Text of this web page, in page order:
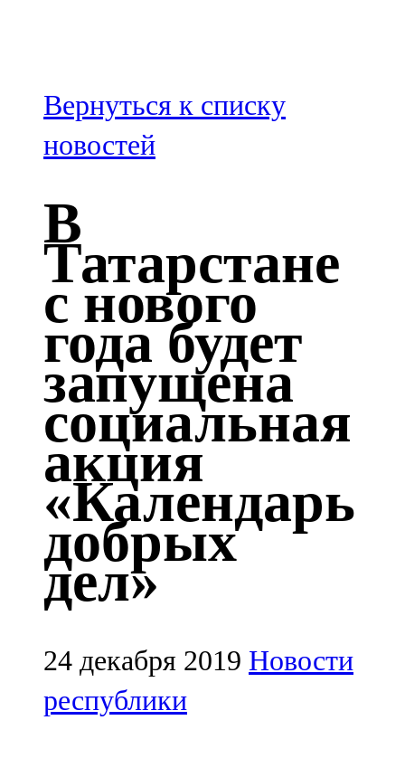
100,3 FM
Зәй
106,6 FM
Кадыбаш
105,2 FM
Казан
91,5 FM
Кайбыч
106,1 FM
Кама тамагы
71,51 FM
Кукмара
107,9 FM
Лениногорский
102,1 FM
Мамадыш
106,2 FM
Вернуться к списку
новостей
В
Татарстане
с нового
года будет
запущена
социальная
акция
«Календарь
добрых
дел»
24 декабря 2019 Новости
республики